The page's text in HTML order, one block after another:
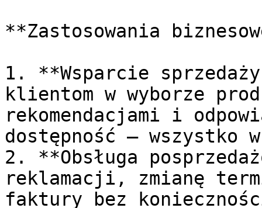
**Zastosowania
1. **Wsparcie
klientom w wyborze
rekomendacjami i
dostępność – wszystko
2. **Obsługa
reklamacji, zmianę
faktury bez